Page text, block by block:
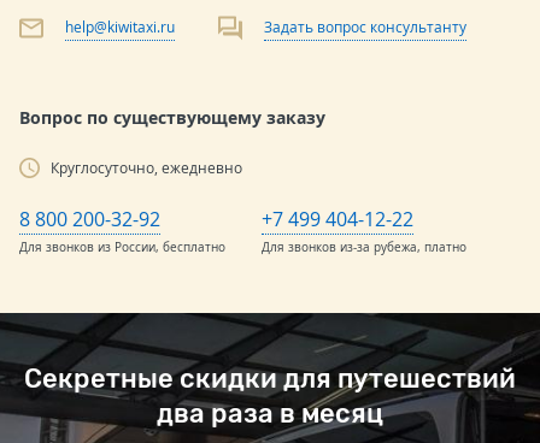
help@kiwitaxi.ru Задать вопрос консультанту
Вопрос по существующему заказу
Круглосуточно, ежедневно
8 800 200-32-92
Для звонков из России, бесплатно
+7 499 404-12-22
Для звонков из-за рубежа, платно
Секретные скидки для путешествий
два раза в месяц